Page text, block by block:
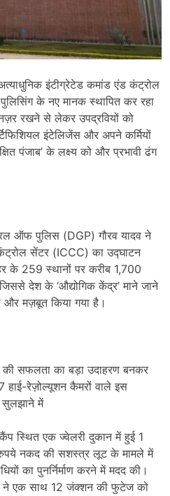
इंटीग्रेटेड कमांड एंड कंट्रोल
के नए मानक स्थापित कर रहा
नज़र रखने से लेकर उपद्रवियों को
इंटेलिजेंस और अपने कर्मियों
पंजाब’ के लक्ष्य को और प्रभावी ढंग
ऑफ पुलिस (DGP) गौरव यादव ने
सेंटर (ICCC) का उद्घाटन
के 259 स्थानों पर करीब 1,700
देश के ‘औद्योगिक केंद्र’ माने जाने
और मज़बूत किया गया है।
की सफलता का बड़ा उदाहरण बनकर
रेज़ोल्यूशन कैमरों वाले इस
सुलझाने में
कैंप स्थित एक ज्वेलरी दुकान में हुई 1
नकद की सशस्त्र लूट के मामले में
का पुनर्निर्माण करने में मदद की।
ने एक साथ 12 जंक्शन की फुटेज को